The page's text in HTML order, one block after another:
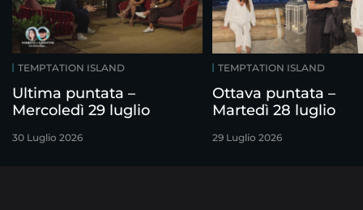
TEMPTATION ISLAND
Ultima puntata –
Mercoledì 29 luglio
30 Luglio 2026
TEMPTATION ISLAND
Ottava puntata –
Martedì 28 luglio
29 Luglio 2026